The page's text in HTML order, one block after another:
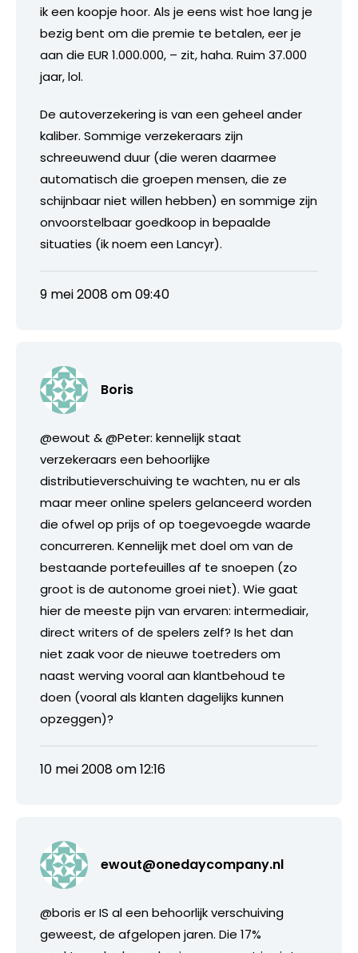
ik een koopje hoor. Als je eens wist hoe lang je
bezig bent om die premie te betalen, eer je
aan die EUR 1.000.000, – zit, haha. Ruim 37.000
jaar, lol.
De autoverzekering is van een geheel ander
kaliber. Sommige verzekeraars zijn
schreeuwend duur (die weren daarmee
automatisch die groepen mensen, die ze
schijnbaar niet willen hebben) en sommige zijn
onvoorstelbaar goedkoop in bepaalde
situaties (ik noem een Lancyr).
9 mei 2008 om 09:40
Boris
@ewout & @Peter: kennelijk staat
verzekeraars een behoorlijke
distributieverschuiving te wachten, nu er als
maar meer online spelers gelanceerd worden
die ofwel op prijs of op toegevoegde waarde
concurreren. Kennelijk met doel om van de
bestaande portefeuilles af te snoepen (zo
groot is de autonome groei niet). Wie gaat
hier de meeste pijn van ervaren: intermediair,
direct writers of de spelers zelf? Is het dan
niet zaak voor de nieuwe toetreders om
naast werving vooral aan klantbehoud te
doen (vooral als klanten dagelijks kunnen
opzeggen)?
10 mei 2008 om 12:16
ewout@onedaycompany.nl
@boris er IS al een behoorlijk verschuiving
geweest, de afgelopen jaren. Die 17%